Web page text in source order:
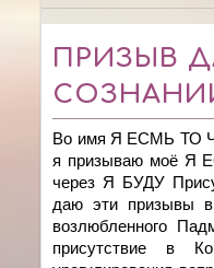
ПРИЗЫВ
Во имя Я ЕСМЬ ТО
я призываю моё Я
через Я БУДУ
даю эти призывы
возлюбленного
присутствие в